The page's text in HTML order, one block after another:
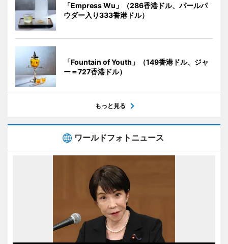
「Empress Wu」（286香港ドル、パールパ
ウダー入り333香港ドル）
「Fountain of Youth」（149香港ドル、ジャ
ー＝727香港ドル）
もっと見る
ワールドフォトニュース